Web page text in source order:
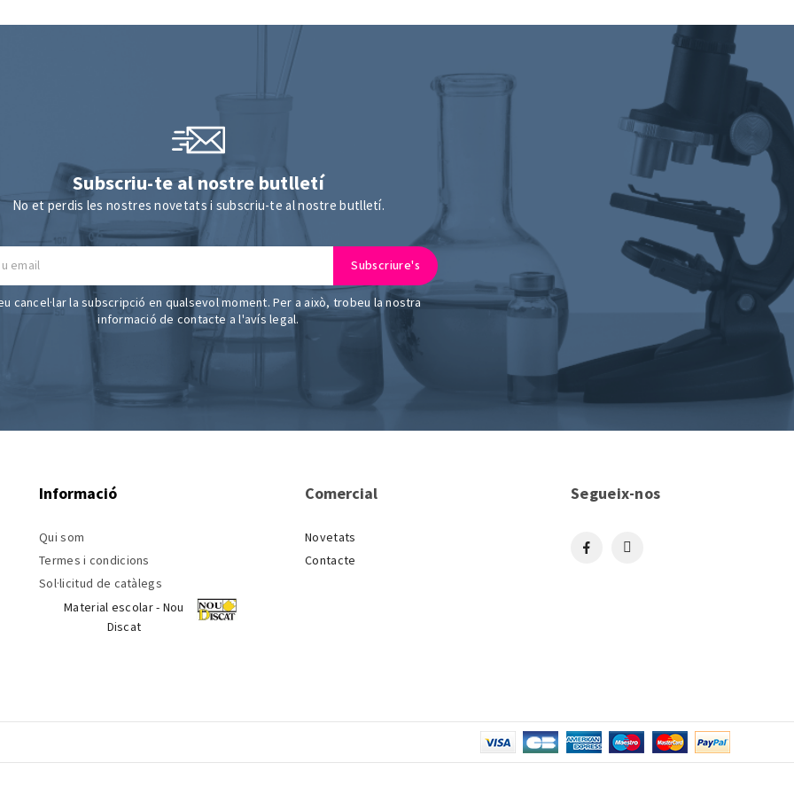
Subscriu-te al nostre butlletí
No et perdis les nostres novetats i subscriu-te al nostre butlletí.
cancel·lar la subscripció en qualsevol moment. Per a això, trobeu la nostra
informació de contacte a l'avís legal.
Informació
Qui som
Termes i condicions
Sol·licitud de catàlegs
Material escolar - Nou
Discat
Comercial
Novetats
Contacte
Segueix-nos